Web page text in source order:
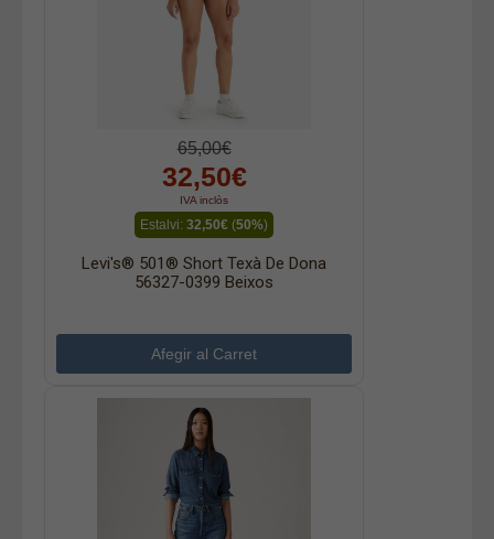
65,00€
32,50€
IVA inclòs
Estalvi: 32,50€ (50%)
Levi's® 501® Short Texà De Dona
56327-0399 Beixos